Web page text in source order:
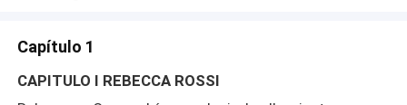
Capítulo 1
CAPITULO I REBECCA ROSSI